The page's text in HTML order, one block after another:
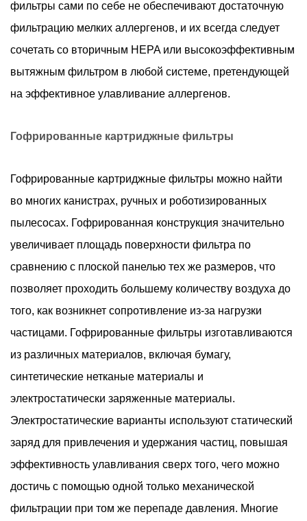
фильтры сами по себе не обеспечивают достаточную
фильтрацию мелких аллергенов, и их всегда следует
сочетать со вторичным HEPA или высокоэффективным
вытяжным фильтром в любой системе, претендующей
на эффективное улавливание аллергенов.
Гофрированные картриджные фильтры
Гофрированные картриджные фильтры можно найти
во многих канистрах, ручных и роботизированных
пылесосах. Гофрированная конструкция значительно
увеличивает площадь поверхности фильтра по
сравнению с плоской панелью тех же размеров, что
позволяет проходить большему количеству воздуха до
того, как возникнет сопротивление из-за нагрузки
частицами. Гофрированные фильтры изготавливаются
из различных материалов, включая бумагу,
синтетические нетканые материалы и
электростатически заряженные материалы.
Электростатические варианты используют статический
заряд для привлечения и удержания частиц, повышая
эффективность улавливания сверх того, чего можно
достичь с помощью одной только механической
фильтрации при том же перепаде давления. Многие